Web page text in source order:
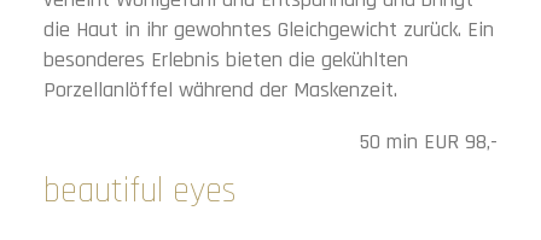
die Haut in ihr gewohntes Gleichgewicht zurück. Ein
besonderes Erlebnis bieten die gekühlten
Porzellanlöffel während der Maskenzeit.
50 min EUR 98,-
beautiful eyes